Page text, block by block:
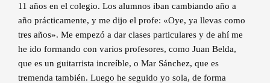
11 años en el colegio. Los alumnos iban cambiando año a
año prácticamente, y me dijo el profe: «Oye, ya llevas como
tres años». Me empezó a dar clases particulares y de ahí me
he ido formando con varios profesores, como Juan Belda,
que es un guitarrista increíble, o Mar Sánchez, que es
tremenda también. Luego he seguido yo sola, de forma